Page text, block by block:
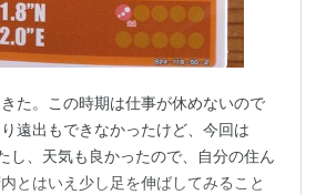
た。この時期は仕事が休めないので
遠出もできなかったけど、今回は
し、天気も良かったので、自分の住ん
とはいえ少し足を伸ばしてみること